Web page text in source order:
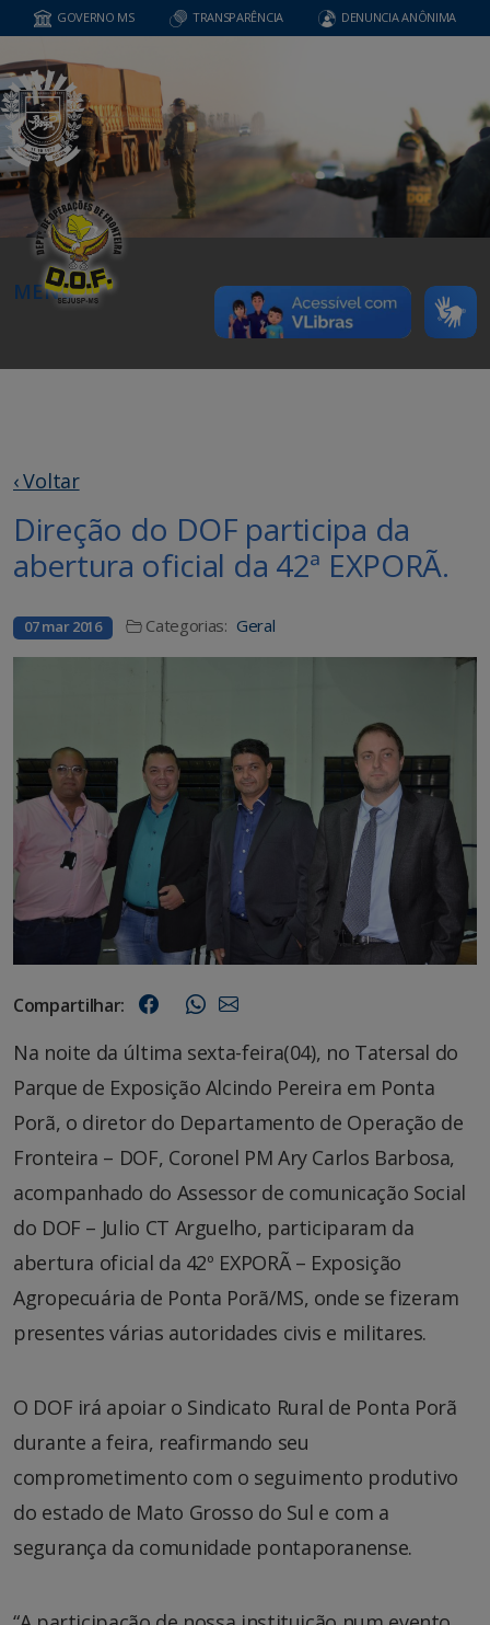
GOVERNO MS TRANSPARÊNCIA DENUNCIA ANÔNIMA
MENU
‹ Voltar
Direção do DOF participa da
abertura oficial da 42ª EXPORÃ.
07 mar 2016 Categorias: Geral
Compartilhar:
Na noite da última sexta-feira(04), no Tatersal do
Parque de Exposição Alcindo Pereira em Ponta
Porã, o diretor do Departamento de Operação de
Fronteira – DOF, Coronel PM Ary Carlos Barbosa,
acompanhado do Assessor de comunicação Social
do DOF – Julio CT Arguelho, participaram da
abertura oficial da 42º EXPORÃ – Exposição
Agropecuária de Ponta Porã/MS, onde se fizeram
presentes várias autoridades civis e militares.
O DOF irá apoiar o Sindicato Rural de Ponta Porã
durante a feira, reafirmando seu
comprometimento com o seguimento produtivo
do estado de Mato Grosso do Sul e com a
segurança da comunidade pontaporanense.